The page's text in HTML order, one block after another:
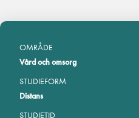
OMRÅDE
Vård och omsorg
STUDIEFORM
Distans
STUDIETID